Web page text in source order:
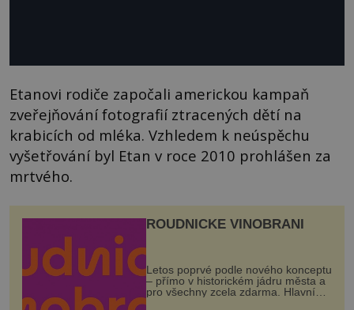
Etanovi rodiče započali americkou kampaň
zveřejňování fotografií ztracených dětí na
krabicích od mléka. Vzhledem k neúspěchu
vyšetřování byl Etan v roce 2010 prohlášen za
mrtvého.
ROUDNICKÉ VINOBRANÍ
Letos poprvé podle nového konceptu
– přímo v historickém jádru města a
pro všechny zcela zdarma. Hlavní
program se odehraje na Karlově a